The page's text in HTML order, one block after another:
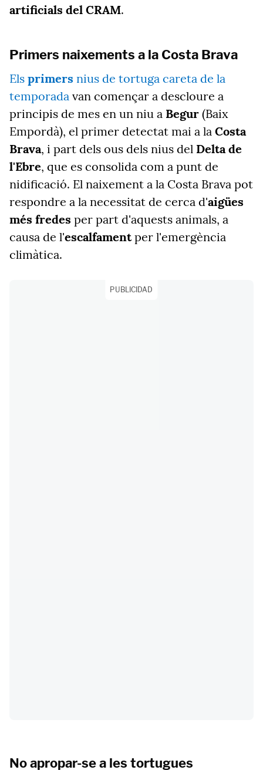
artificials del CRAM.
Primers naixements a la Costa Brava
Els primers nius de tortuga careta de la
temporada van començar a descloure a
principis de mes en un niu a Begur (Baix
Empordà), el primer detectat mai a la Costa
Brava, i part dels ous dels nius del Delta de
l'Ebre, que es consolida com a punt de
nidificació. El naixement a la Costa Brava pot
respondre a la necessitat de cerca d'aigües
més fredes per part d'aquests animals, a
causa de l'escalfamentper l'emergència
climàtica.
PUBLICIDAD
No apropar-se a les tortugues